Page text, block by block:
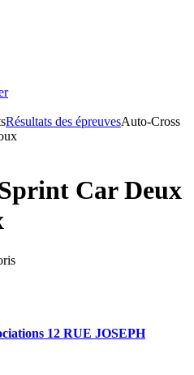
Résultats des épreuvesAuto-Cross
Car Deux
12 RUE JOSEPH